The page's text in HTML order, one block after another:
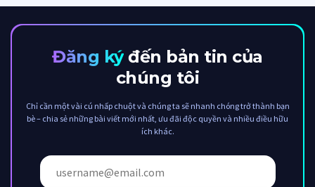
Đăng kýđến bản tin của
chúng tôi
Chỉ cần một vài cú nhấp chuột và chúng ta sẽ nhanh chóng trở thành bạn
bè – chia sẻ những bài viết mới nhất, ưu đãi độc quyền và nhiều điều hữu
ích khác.